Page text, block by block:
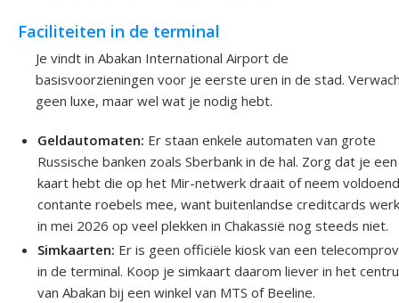
Faciliteiten in de terminal
Je vindt in Abakan International Airport de
basisvoorzieningen voor je eerste uren in de stad.
geen luxe, maar wel wat je nodig hebt.
Geldautomaten: Er staan enkele automaten van grote
Russische banken zoals Sberbank in de hal. Zorg dat je een
kaart hebt die op het Mir-netwerk draait of neem
contante roebels mee, want buitenlandse creditcards
in mei 2026 op veel plekken in Chakassië nog steeds niet.
Simkaarten: Er is geen officiële kiosk van een
in de terminal. Koop je simkaart daarom liever in het
van Abakan bij een winkel van MTS of Beeline.